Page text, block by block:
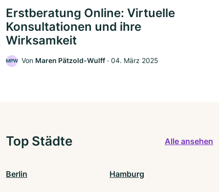
Erstberatung Online: Virtuelle
Konsultationen und ihre
Wirksamkeit
MPW Von Maren Pätzold-Wulff ‧ 04. März 2025
Top Städte Alle ansehen
Berlin Hamburg